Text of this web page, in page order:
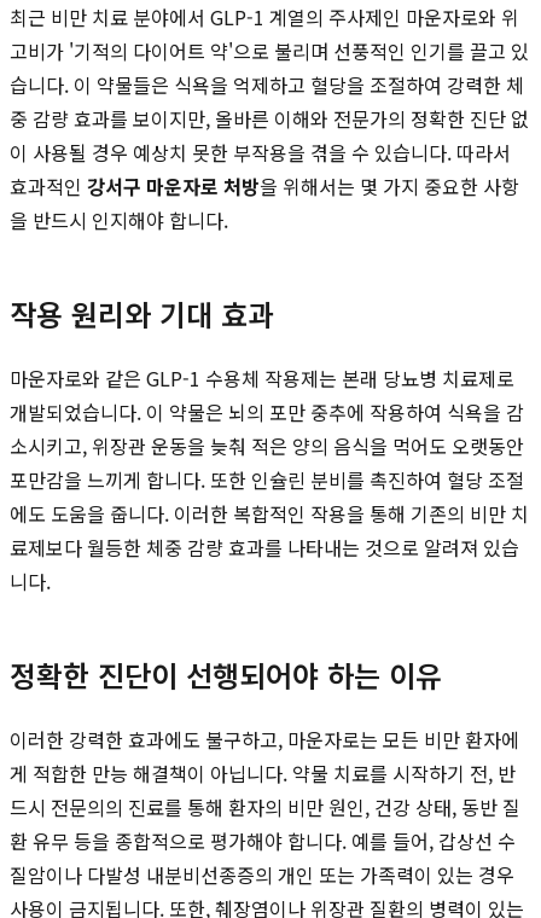
최근 비만 치료 분야에서 GLP-1 계열의 주사제인 마운자로와 위
고비가 '기적의 다이어트 약'으로 불리며 선풍적인 인기를 끌고 있
습니다. 이 약물들은 식욕을 억제하고 혈당을 조절하여 강력한 체
중 감량 효과를 보이지만, 올바른 이해와 전문가의 정확한 진단 없
이 사용될 경우 예상치 못한 부작용을 겪을 수 있습니다. 따라서
효과적인 강서구 마운자로 처방을 위해서는 몇 가지 중요한 사항
을 반드시 인지해야 합니다.
작용 원리와 기대 효과
마운자로와 같은 GLP-1 수용체 작용제는 본래 당뇨병 치료제로
개발되었습니다. 이 약물은 뇌의 포만 중추에 작용하여 식욕을 감
소시키고, 위장관 운동을 늦춰 적은 양의 음식을 먹어도 오랫동안
포만감을 느끼게 합니다. 또한 인슐린 분비를 촉진하여 혈당 조절
에도 도움을 줍니다. 이러한 복합적인 작용을 통해 기존의 비만 치
료제보다 월등한 체중 감량 효과를 나타내는 것으로 알려져 있습
니다.
정확한 진단이 선행되어야 하는 이유
이러한 강력한 효과에도 불구하고, 마운자로는 모든 비만 환자에
게 적합한 만능 해결책이 아닙니다. 약물 치료를 시작하기 전, 반
드시 전문의의 진료를 통해 환자의 비만 원인, 건강 상태, 동반 질
환 유무 등을 종합적으로 평가해야 합니다. 예를 들어, 갑상선 수
질암이나 다발성 내분비선종증의 개인 또는 가족력이 있는 경우
사용이 금지됩니다. 또한, 췌장염이나 위장관 질환의 병력이 있는